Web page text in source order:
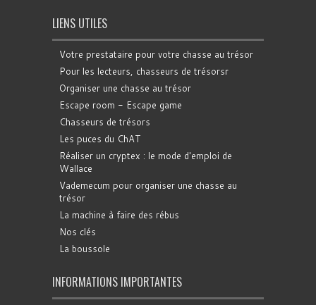
LIENS UTILES
Votre prestataire pour votre chasse au trésor
Pour les lecteurs, chasseurs de trésorsr
Organiser une chasse au trésor
Escape room - Escape game
Chasseurs de trésors
Les puces du ChAT
Réaliser un cryptex : le mode d'emploi de
Wallace
Vademecum pour organiser une chasse au
trésor
La machine à faire des rébus
Nos clés
La boussole
INFORMATIONS IMPORTANTES